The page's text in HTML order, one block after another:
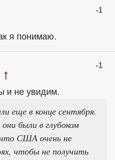
-1
я понимаю.
-1
и не увидим.
еще в конце сентября.
были в глубоком
что США очень не
чтобы не получить